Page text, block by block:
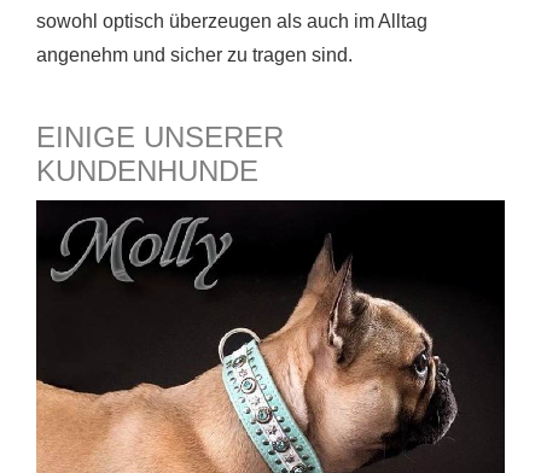
sowohl optisch überzeugen als auch im Alltag
angenehm und sicher zu tragen sind.
EINIGE UNSERER
KUNDENHUNDE